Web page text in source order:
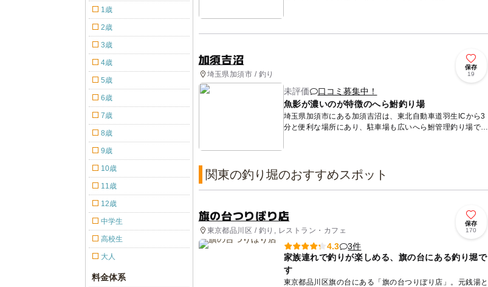
へらぶな...
加須吉沼
埼玉県加須市 / 釣り
保存
19
未評価
口コミ募集中！
魚影が濃いのが特徴のへら鮒釣り場
埼玉県加須市にある加須吉沼は、東北自動車道羽生ICから3
分と便利な場所にあり、駐車場も広いへら鮒管理釣り場で
る広大な管理...
関東の釣り堀のおすすめスポット
旗の台つりぼり店
東京都品川区 / 釣り, レストラン・カフェ
保存
170
4.3
3件
家族連れで釣りが楽しめる、旗の台にある釣り堀で
す
東京都品川区旗の台にある「旗の台つりぼり店」。元銭湯と
1歳
2歳
3歳
4歳
5歳
6歳
7歳
8歳
9歳
10歳
11歳
12歳
中学生
高校生
大人
料金体系